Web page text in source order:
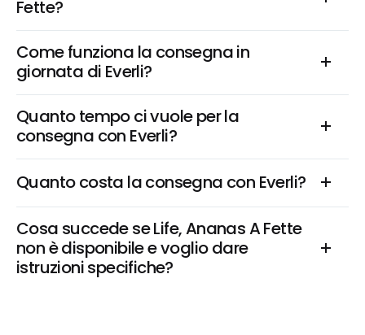
Fette?
Come funziona la consegna in
giornata di Everli?
Quanto tempo ci vuole per la
consegna con Everli?
Quanto costa la consegna con Everli?
Cosa succede se Life, Ananas A Fette
non è disponibile e voglio dare
istruzioni specifiche?